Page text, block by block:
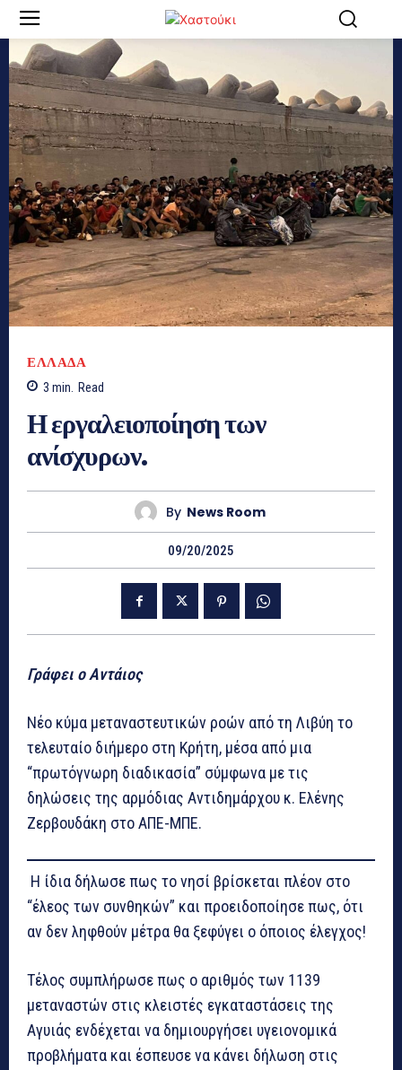
ΕΛΛΑΔΑ
3 min. Read
Η εργαλειοποίηση των
ανίσχυρων.
By News Room
09/20/2025
Γράφει ο Αντάιος
Νέο κύμα μεταναστευτικών ροών από τη Λιβύη το
τελευταίο διήμερο στη Κρήτη, μέσα από μια
“πρωτόγνωρη διαδικασία” σύμφωνα με τις
δηλώσεις της αρμόδιας Αντιδημάρχου κ. Ελένης
Ζερβουδάκη στο ΑΠΕ-ΜΠΕ.
Η ίδια δήλωσε πως το νησί βρίσκεται πλέον στο
“έλεος των συνθηκών” και προειδοποίησε πως, ότι
αν δεν ληφθούν μέτρα θα ξεφύγει ο όποιος έλεγχος!
Τέλος συμπλήρωσε πως ο αριθμός των 1139
μεταναστών στις κλειστές εγκαταστάσεις της
Αγυιάς ενδέχεται να δημιουργήσει υγειονομικά
προβλήματα και έσπευσε να κάνει δήλωση στις